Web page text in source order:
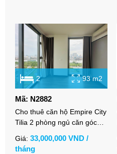
2 93 m2
Mã: N2882
Cho thuê căn hộ Empire City
Tilia 2 phòng ngủ căn góc
bản
Giá: 33,000,000 VND /
tháng